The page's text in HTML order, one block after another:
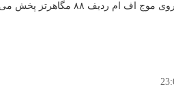
ردیف ۸۸ مگاهرتز پخش می شوند.